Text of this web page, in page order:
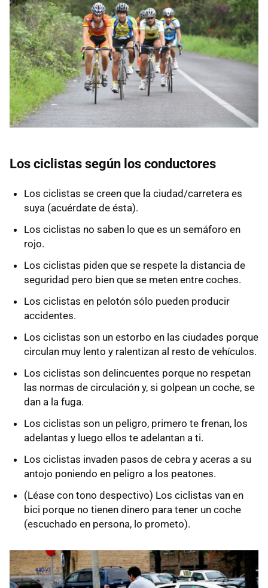
Los ciclistas según los conductores
Los ciclistas se creen que la ciudad/carretera es
suya (acuérdate de ésta).
Los ciclistas no saben lo que es un semáforo en
rojo.
Los ciclistas piden que se respete la distancia de
seguridad pero bien que se meten entre coches.
Los ciclistas en pelotón sólo pueden producir
accidentes.
Los ciclistas son un estorbo en las ciudades porque
circulan muy lento y ralentizan al resto de vehículos.
Los ciclistas son delincuentes porque no respetan
las normas de circulación y, si golpean un coche, se
dan a la fuga.
Los ciclistas son un peligro, primero te frenan, los
adelantas y luego ellos te adelantan a ti.
Los ciclistas invaden pasos de cebra y aceras a su
antojo poniendo en peligro a los peatones.
(Léase con tono despectivo) Los ciclistas van en
bici porque no tienen dinero para tener un coche
(escuchado en persona, lo prometo).